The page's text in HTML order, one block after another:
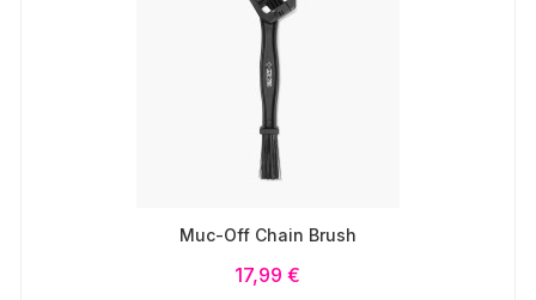
Muc-Off Chain Brush
17,99 €